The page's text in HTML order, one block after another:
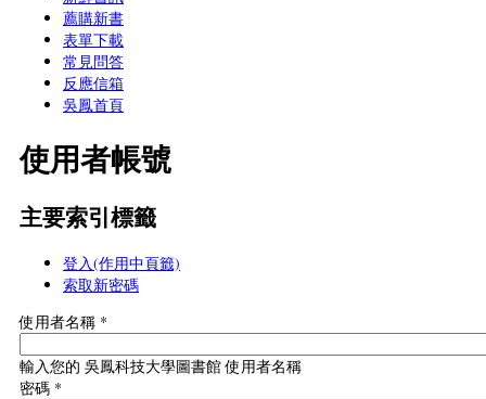
薦購新書
表單下載
常見問答
反應信箱
吳鳳首頁
使用者帳號
主要索引標籤
登入(作用中頁籤)
索取新密碼
使用者名稱 *
輸入您的 吳鳳科技大學圖書館 使用者名稱
密碼 *